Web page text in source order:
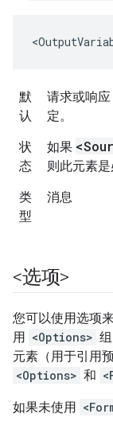
默
认
请求或响
定。
状
态
如果
则此元素是
类
型
消息
<选项>
您可以使用选项
用 <Options>
元素（用于引用
<Options> 和
如果未使用